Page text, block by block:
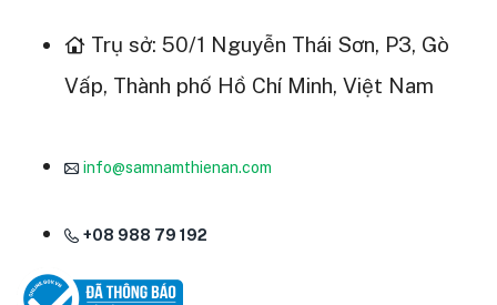
Trụ sở: 50/1 Nguyễn Thái Sơn, P3, Gò
Vấp, Thành phố Hồ Chí Minh, Việt Nam
info@samnamthienan.com
+08 988 79 192